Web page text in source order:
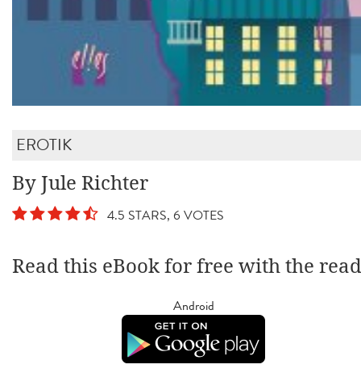
EROTIK
By Jule Richter
4.5 STARS, 6 VOTES
Read this eBook for free with the
Android